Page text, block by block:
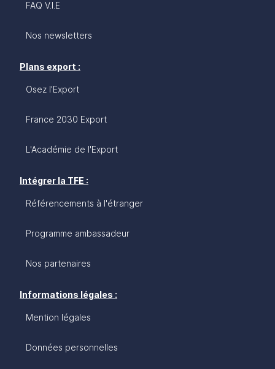
FAQ V.I.E
Nos newsletters
Plans export :
Osez l'Export
France 2030 Export
L'Académie de l'Export
Intégrer la TFE :
Référencements à l'étranger
Programme ambassadeur
Nos partenaires
Informations légales :
Mention légales
Données personnelles